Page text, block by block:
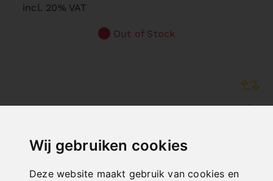
Wij gebruiken cookies
Deze website maakt gebruik van cookies en
incl. 20% VAT
Out of Stock